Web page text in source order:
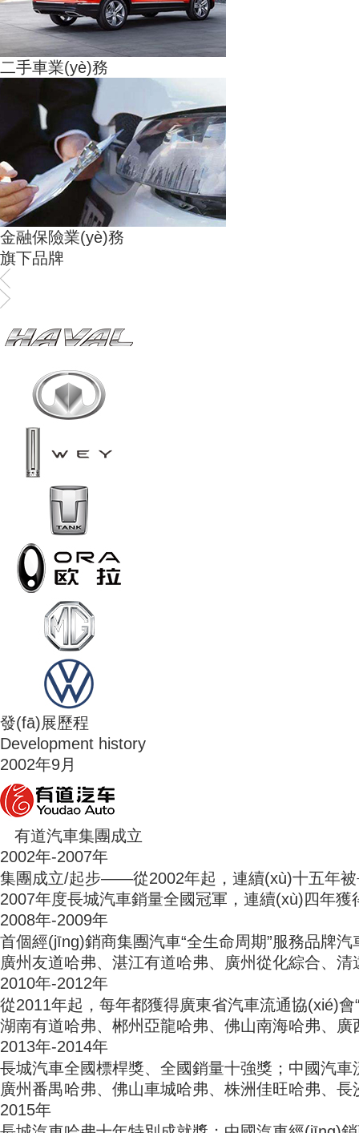
二手車業(yè)務
金融保險業(yè)務
旗下品牌
發(fā)展歷程
Development history
2002年9月
有道汽車集團成立
2002年-2007年
集團成立/起步——從2002年起，連續(xù)十五年
2007年度長城汽車銷量全國冠軍，連續(xù)四年
2008年-2009年
首個經(jīng)銷商集團汽車“全生命周期”服務品牌
廣州友道哈弗、湛江有道哈弗、廣州從化綜合
2010年-2012年
從2011年起，每年都獲得廣東省汽車流通協(xié)
湖南有道哈弗、郴州亞龍哈弗、佛山南海哈弗
2013年-2014年
長城汽車全國標桿獎、全國銷量十強獎；中國汽
廣州番禺哈弗、佛山車城哈弗、株洲佳旺哈弗
2015年